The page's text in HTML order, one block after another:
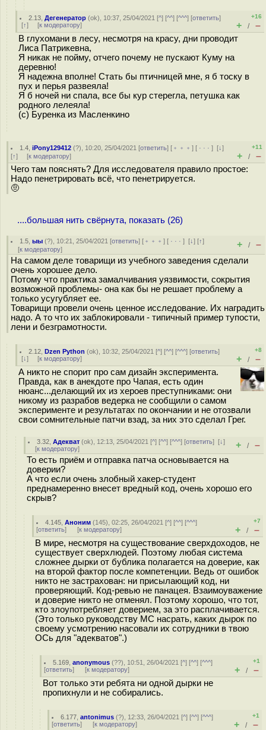
2.13 ,Дегенератор (ok), 10:37, 25/04/2021 [^] [^^] [^^^] [ответить]
[↑] [к модератору]
+16
+ / –
В глухомани в лесу, несмотря на красу, дни проводит
Лиса Патрикевна,
Я никак не пойму, отчего почему не пускают Куму на
деревню!
Я надежна вполне! Стать бы птичницей мне, я б тоску в
пух и перья развеяла!
Я б ночей ни спала, все бы кур стерегла, петушка как
родного лелеяла!
(с) Буренка из Масленкино
1.4 ,iPony129412 (?), 10:20, 25/04/2021 [ответить] [ ﹢﹢﹢] [ · · ·][↓]
[↑] [к модератору]
+11
+ / –
Чего там пояснять? Для исследователя правило простое:
Надо пенетрировать всё, что пенетрируется.
🤨
....большая нить свёрнута, показать (26)
1.5 ,ыы (?), 10:21, 25/04/2021 [ответить] [ ﹢﹢﹢] [ · · ·][↓] [↑]
[к модератору] + / –
На самом деле товарищи из учебного заведения сделали
очень хорошее дело.
Потому что практика замалчивания уязвимости, сокрытия
возможной проблемы- она как бы не решает проблему а
только усугубляет ее.
Товарищи провели очень ценное исследование. Их наградить
надо. А то что их заблокировали - типичный пример тупости,
лени и безграмотности.
2.12 ,Dzen Python (ok), 10:32, 25/04/2021 [^] [^^] [^^^] [ответить]
[↓] [к модератору]
+8
+ / –
А никто не спорит про сам дизайн эксперимента.
Правда, как в анекдоте про Чапая, есть один
нюанс...делающий их из хероев преступниками: они
никому из разрабов ведерка не сообщили о самом
эксперименте и результатах по окончании и не отозвали
свои сомнительные патчи взад, за них это сделал Грег.
3.32 ,Адекват (ok), 12:13, 25/04/2021 [^] [^^] [^^^] [ответить][↓]
[к модератору] + / –
То есть приём и отправка патча основывается на
доверии?
А что если очень злобный хакер-студент
преднамеренно внесет вредный код, очень хорошо его
скрыв?
4.145 ,Аноним (145), 02:25, 26/04/2021 [^] [^^] [^^^]
[ответить] [к модератору]
+7
+ / –
В мире, несмотря на существование сверхдоходов, не
существует сверхлюдей. Поэтому любая система
сложнее дырки от бублика полагается на доверие, как
на второй фактор после компетенции. Ведь от ошибок
никто не застрахован: ни присылающий код, ни
проверяющий. Код-ревью не панацея. Взаимоуважение
и доверие никто не отменял. Поэтому хорошо, что тот,
кто злоупотребляет доверием, за это расплачивается.
(Это только руководству МС нaсpать, каких дырок по
своему усмотрению насовали их сотрудники в твою
ОСь для "адекватов".)
5.169 ,anonymous (??), 10:51, 26/04/2021 [^] [^^] [^^^]
[ответить] [к модератору]
+1
+ / –
Вот только эти ребята ни одной дырки не
пропихнули и не собирались.
6.177 ,antonimus (?), 12:33, 26/04/2021 [^] [^^] [^^^]
[ответить] [к модератору]
+1
+ / –